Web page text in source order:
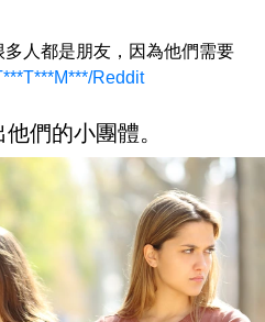
人都是朋友，因為他們需要
Reddit
們的小團體。